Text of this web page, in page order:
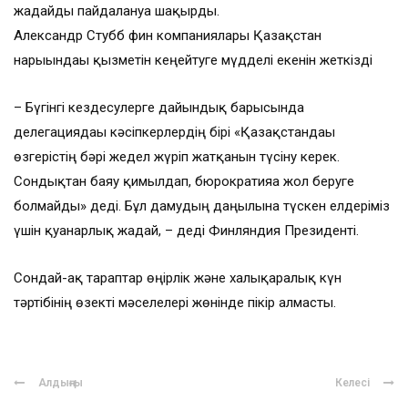
жағдайды пайдалануға шақырды.
Александр Стубб фин компаниялары Қазақстан
нарығындағы қызметін кеңейтуге мүдделі екенін жеткізді
– Бүгінгі кездесулерге дайындық барысында
делегациядағы кәсіпкерлердің бірі «Қазақстандағы
өзгерістің бәрі жедел жүріп жатқанын түсіну керек.
Сондықтан баяу қимылдап, бюрократияға жол беруге
болмайды» деді. Бұл дамудың даңғылына түскен елдеріміз
үшін қуанарлық жағдай, – деді Финляндия Президенті.
Сондай-ақ тараптар өңірлік және халықаралық күн
тәртібінің өзекті мәселелері жөнінде пікір алмасты.
Алдыңғы Келесі